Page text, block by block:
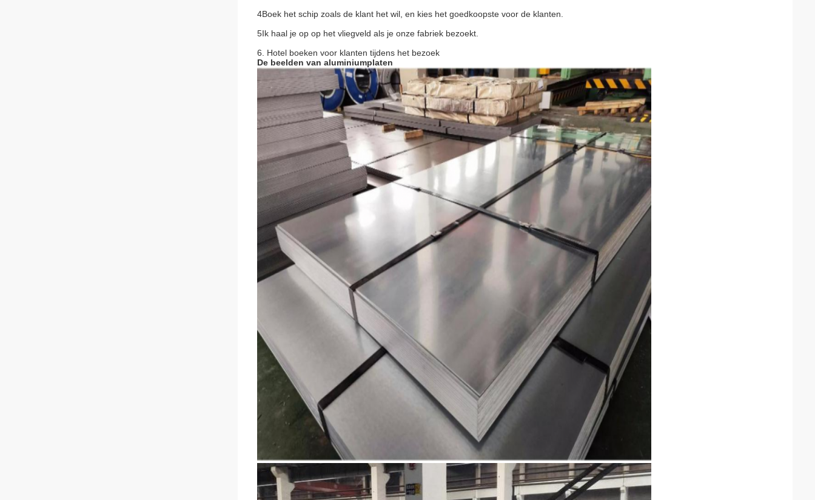
4Boek het schip zoals de klant het wil, en kies het goedkoopste voor de klanten.
5Ik haal je op op het vliegveld als je onze fabriek bezoekt.
6. Hotel boeken voor klanten tijdens het bezoek
De beelden van aluminiumplaten